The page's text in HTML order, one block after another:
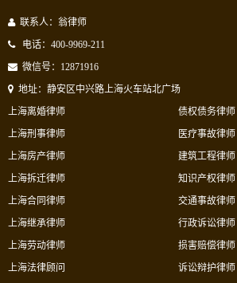
联系人：翁律师
电话：400-9969-211
微信号：12871916
地址：静安区中兴路上海火车站北广场
上海离婚律师
上海刑事律师
上海房产律师
上海拆迁律师
债权债务律师
医疗事故律师
建筑工程律师
知识产权律师
上海合同律师
上海继承律师
上海劳动律师
上海法律顾问
交通事故律师
行政诉讼律师
损害赔偿律师
诉讼辩护律师